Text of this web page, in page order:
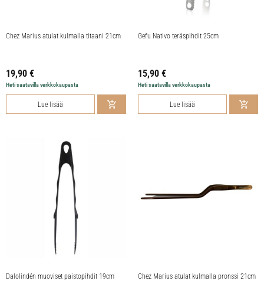
Chez Marius atulat kulmalla titaani 21cm
19,90 €
Heti saatavilla verkkokaupasta
Lue lisää
Gefu Nativo teräspihdit 25cm
15,90 €
Heti saatavilla verkkokaupasta
Lue lisää
Dalolindén muoviset paistopihdit 19cm Chez Marius atulat kulmalla pronssi 21cm